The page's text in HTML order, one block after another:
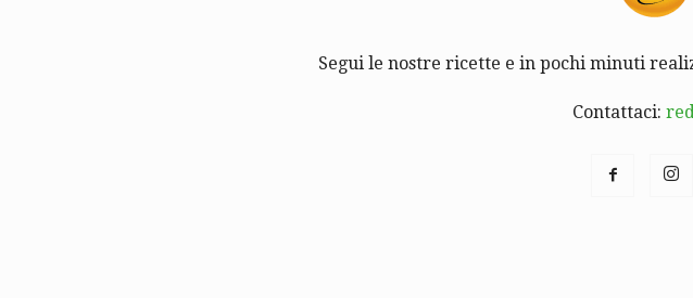
Segui le nostre ricette e in pochi minuti
Contattaci: